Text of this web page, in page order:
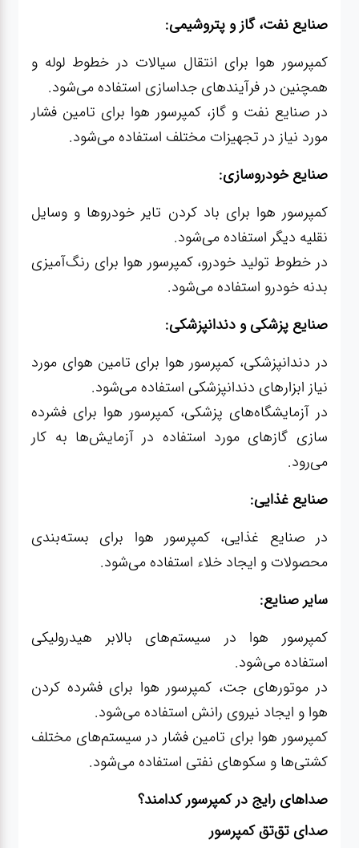
صنایع نفت، گاز و پتروشیمی:
کمپرسور هوا برای انتقال سیالات در خطوط لوله و
همچنین در فرآیندهای جداسازی استفاده می‌شود.
در صنایع نفت و گاز، کمپرسور هوا برای تامین فشار
مورد نیاز در تجهیزات مختلف استفاده می‌شود.
صنایع خودروسازی:
کمپرسور هوا برای باد کردن تایر خودروها و وسایل
نقلیه دیگر استفاده می‌شود.
در خطوط تولید خودرو، کمپرسور هوا برای رنگ‌آمیزی
بدنه خودرو استفاده می‌شود.
صنایع پزشکی و دندانپزشکی:
در دندانپزشکی، کمپرسور هوا برای تامین هوای مورد
نیاز ابزارهای دندانپزشکی استفاده می‌شود.
در آزمایشگاه‌های پزشکی، کمپرسور هوا برای فشرده
سازی گازهای مورد استفاده در آزمایش‌ها به کار
می‌رود.
صنایع غذایی:
در صنایع غذایی، کمپرسور هوا برای بسته‌بندی
محصولات و ایجاد خلاء استفاده می‌شود.
سایر صنایع:
کمپرسور هوا در سیستم‌های بالابر هیدرولیکی
استفاده می‌شود.
در موتورهای جت، کمپرسور هوا برای فشرده کردن
هوا و ایجاد نیروی رانش استفاده می‌شود.
کمپرسور هوا برای تامین فشار در سیستم‌های مختلف
کشتی‌ها و سکوهای نفتی استفاده می‌شود.
صداهای رایج در کمپرسور کدامند؟
صدای تق‌تق کمپرسور